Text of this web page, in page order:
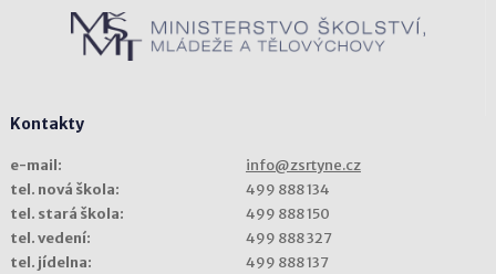
Kontakty
e-mail:
info@zsrtyne.cz
tel. nová škola:
499 888 134
tel. stará škola:
499 888 150
tel. vedení:
499 888 327
tel. jídelna:
499 888 137